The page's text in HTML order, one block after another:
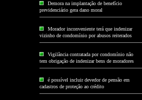
Demora na implantação de benefício
previdenciário gera dano moral
Morador inconveniente terá que indenizar
vizinho de condomínio por abusos reiterados
Vigilância contratada por condomínio não
tem obrigação de indenizar bens de moradores
é possível incluir devedor de pensão em
cadastros de proteção ao crédito